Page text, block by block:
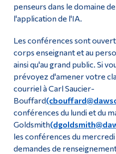
penseurs dans le domaine
l'application de l'IA.
Les conférences sont
corps enseignant et au
ainsi qu'au grand public. Si
prévoyez d'amener votre
courriel à Carl Saucier-
Bouffard
conférences du lundi et du
Goldsmith
les conférences du mercredi
demandes de